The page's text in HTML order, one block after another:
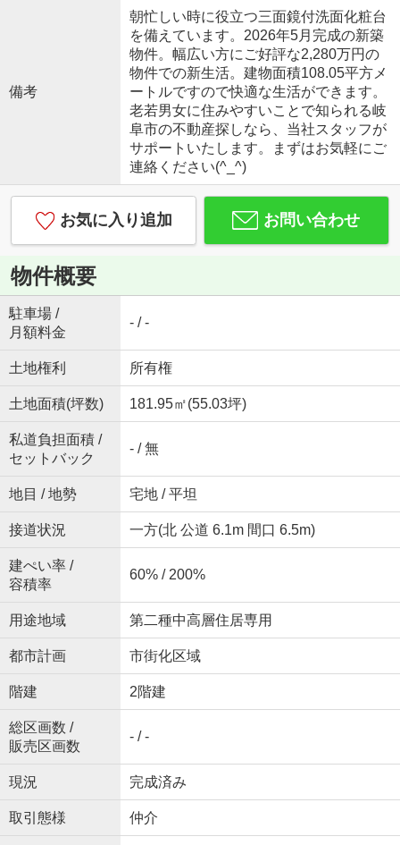
備考
朝忙しい時に役立つ三面鏡付洗面化粧台
を備えています。2026年5月完成の新築
物件。幅広い方にご好評な2,280万円の
物件での新生活。建物面積108.05平方メ
ートルですので快適な生活ができます。
老若男女に住みやすいことで知られる岐
阜市の不動産探しなら、当社スタッフが
サポートいたします。まずはお気軽にご
連絡ください(^_^)
お気に入り追加 お問い合わせ
物件概要
駐車場 /
月額料金
- / -
土地権利 所有権
土地面積(坪数) 181.95㎡(55.03坪)
私道負担面積 /
セットバック
- / 無
地目 / 地勢 宅地 / 平坦
接道状況 一方(北 公道 6.1m 間口 6.5m)
建ぺい率 /
容積率
60% / 200%
用途地域 第二種中高層住居専用
都市計画 市街化区域
階建 2階建
総区画数 /
販売区画数
- / -
現況 完成済み
取引態様 仲介